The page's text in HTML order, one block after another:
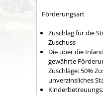
Förderungsart
Zuschlag für die
Zuschuss
Die über die
gewährte
Zuschläge: 50%
unverzinsliches